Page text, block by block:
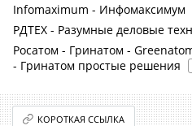
Infomaximum - Инфомаксимум
РДТЕХ - Разумные деловые
Росатом - Гринатом -
- Гринатом простые решения
КОРОТКАЯ ССЫЛКА